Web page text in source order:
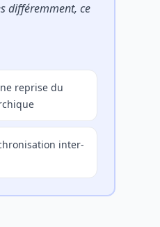
différemment, ce
reprise du
inter-